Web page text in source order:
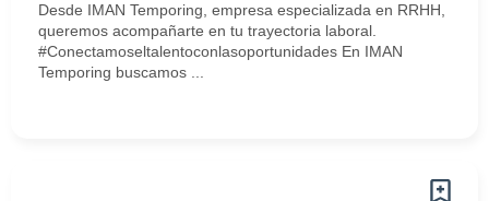
Desde IMAN Temporing, empresa especializada en RRHH,
queremos acompañarte en tu trayectoria laboral.
#Conectamoseltalentoconlasoportunidades En IMAN
Temporing buscamos ...